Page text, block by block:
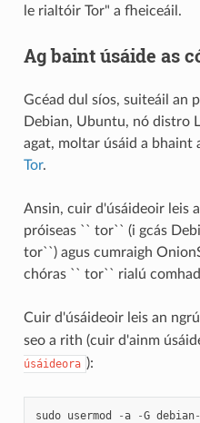
le rialtóir Tor" a fheiceáil.
Ag baint úsáide as
Gcéad dul síos, suiteáil an
Debian, Ubuntu, nó distro
agat, moltar úsáid a bhaint
Tor.
Ansin, cuir d'úsáideoir leis
próiseas `` tor`` (i gcás
tor``) agus cumraigh
chóras `` tor`` rialú
Cuir d'úsáideoir leis an
seo a rith (cuir d'ainm
úsáideora ):
sudo usermod -a -G debian-